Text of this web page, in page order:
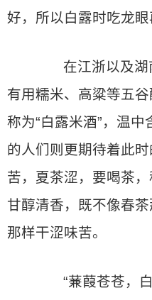
好，所以白露时吃龙眼
在江浙以及湖
有用糯米、高粱等五
称为“白露米酒”，温
的人们则更期待着此时
苦，夏茶涩，要喝茶
甘醇清香，既不像春
那样干涩味苦。
“蒹葭苍苍，白